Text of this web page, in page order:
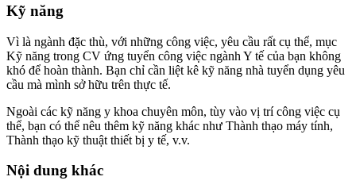
Kỹ năng
Vì là ngành đặc thù, với những công việc, yêu cầu rất cụ thể, mục
Kỹ năng trong CV ứng tuyển công việc ngành Y tế của bạn không
khó để hoàn thành. Bạn chỉ cần liệt kê kỹ năng nhà tuyển dụng yêu
cầu mà mình sở hữu trên thực tế.
Ngoài các kỹ năng y khoa chuyên môn, tùy vào vị trí công việc cụ
thể, bạn có thể nêu thêm kỹ năng khác như Thành thạo máy tính,
Thành thạo kỹ thuật thiết bị y tế, v.v.
Nội dung khác